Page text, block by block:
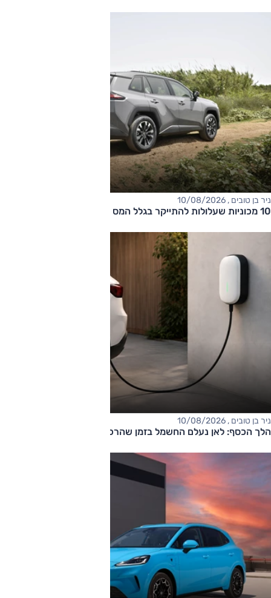
ניר בן טובים , 10/08/2026
10 מכוניות שעלולות להתייקר בגלל המס הירוק
ניר בן טובים , 10/08/2026
הלך הכסף: לאן נעלם החשמל בזמן שהרכב מחובר לשקע?